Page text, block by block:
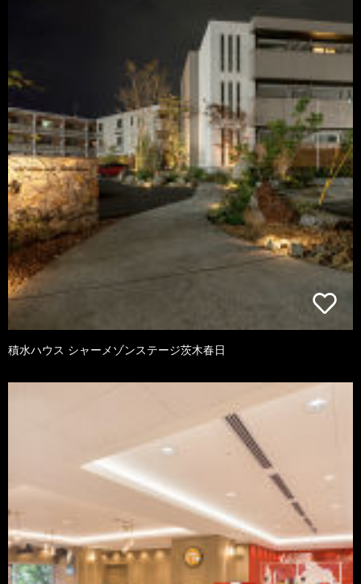
積水ハウス シャーメゾンステージ茨木春日